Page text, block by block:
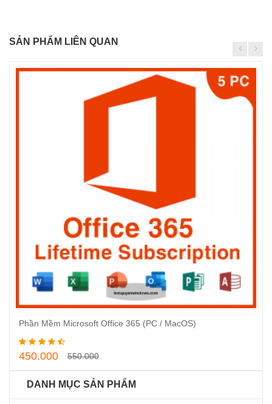
SẢN PHẨM LIÊN QUAN
Thêm vào giỏ hàng
Phần Mềm Microsoft Office 365 (PC / MacOS)
450.000 550.000
DANH MỤC SẢN PHẨM